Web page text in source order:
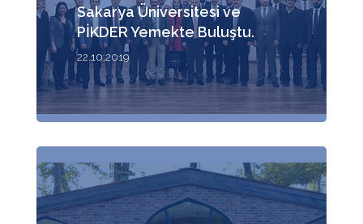
Sakarya Üniversitesi ve
PİKDER Yemekte Buluştu.
22.10.2019